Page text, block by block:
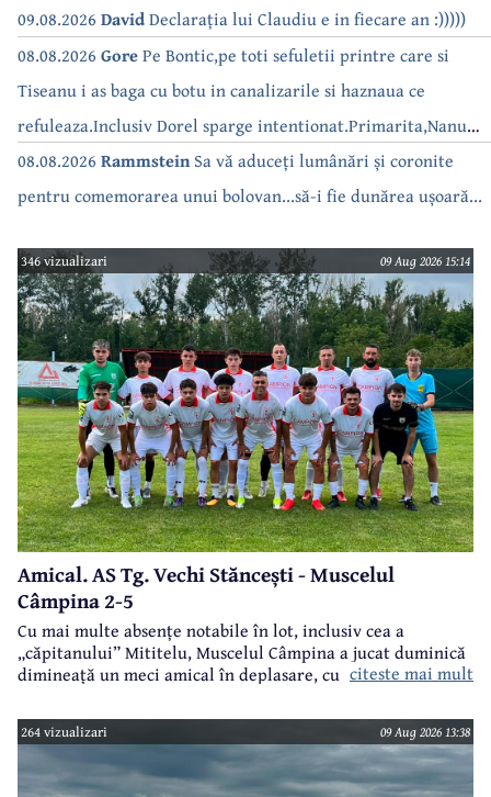
09.08.2026 DavidDeclarația lui Claudiu e in fiecare an :)))))
08.08.2026 GorePe Bontic,pe toti sefuletii printre care si
Tiseanu i as baga cu botu in canalizarile si haznaua ce
refuleaza.Inclusiv Dorel sparge intentionat.Primarita,Nanu
bea apa de la robinet.Asta as intreba o si pe Izabel Mitrea
08.08.2026 RammsteinSa vă aduceți lumânări și coronite
pentru comemorarea unui bolovan...să-i fie dunărea ușoară...
346 vizualizari 09 Aug 2026 15:14
Amical. AS Tg. Vechi Stăncești - Muscelul
Câmpina 2-5
Cu mai multe absențe notabile în lot, inclusiv cea a
„căpitanului” Mititelu, Muscelul Câmpina a jucat duminică
dimineață un meci amical în deplasare, cu formația AS Tg.
citeste mai mult
264 vizualizari 09 Aug 2026 13:38